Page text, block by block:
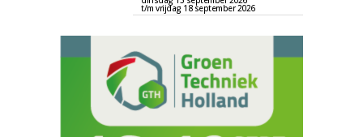
t/m vrijdag 18 september 2026